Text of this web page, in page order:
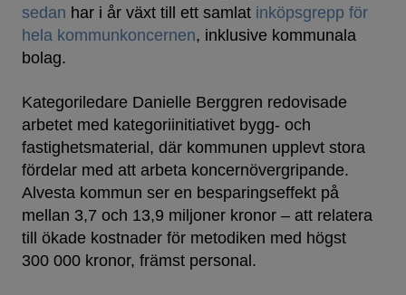
sedan har i år växt till ett samlat inköpsgrepp för
hela kommunkoncernen, inklusive kommunala
bolag.
Kategoriledare Danielle Berggren redovisade
arbetet med kategoriinitiativet bygg- och
fastighetsmaterial, där kommunen upplevt stora
fördelar med att arbeta koncernövergripande.
Alvesta kommun ser en besparingseffekt på
mellan 3,7 och 13,9 miljoner kronor – att relatera
till ökade kostnader för metodiken med högst
300 000 kronor, främst personal.